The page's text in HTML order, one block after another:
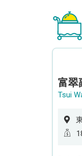
富翠
Tsui